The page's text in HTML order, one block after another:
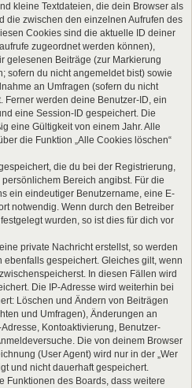
kleine Textdateien, die dein Browser als
die zwischen den einzelnen Aufrufen des
Cookies sind die aktuelle ID deiner
zugeordnet werden können),
gelesenen Beiträge (zur Markierung
sofern du nicht angemeldet bist) sowie
an Umfragen (sofern du nicht
Ferner werden deine Benutzer-ID, ein
eine Session-ID gespeichert. Die
eine Gültigkeit von einem Jahr. Alle
die Funktion „Alle Cookies löschen“
die du bei der Registrierung,
Bereich angibst. Für die
ein eindeutiger Benutzername, eine E-
notwendig. Wenn durch den Betreiber
wurden, so ist dies für dich vor
private Nachricht erstellst, so werden
gespeichert. Gleiches gilt, wenn
In diesen Fällen wird
Die IP-Adresse wird weiterhin bei
Löschen und Ändern von Beiträgen
und Umfragen), Änderungen an
Kontoaktivierung, Benutzer-
Die von deinem Browser
(User Agent) wird nur in der „Wer
und nicht dauerhaft gespeichert.
Funktionen des Boards, dass weitere